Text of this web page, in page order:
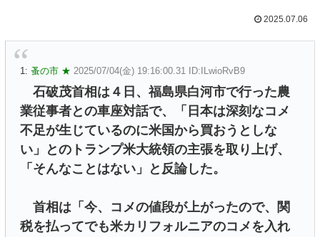
2025.07.06
1: 蚤の市 ★ 2025/07/04(金) 19:16:00.31 ID:ILwioRvB9
石破茂首相は４日、福島県白河市で行った農
業従事者との車座対話で、「日本は深刻なコメ
不足が生じているのに米国から買おうとしな
い」とのトランプ米大統領の主張を取り上げ、
「そんなことはない」と反論した。
首相は「今、コメの値段が上がったので、関
税を払ってでも米カリフォルニアのコメを入れ